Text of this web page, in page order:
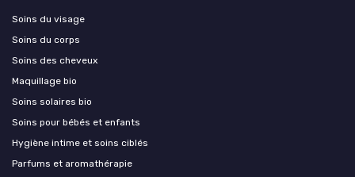
Soins du visage
Soins du corps
Soins des cheveux
Maquillage bio
Soins solaires bio
Soins pour bébés et enfants
Hygiène intime et soins ciblés
Parfums et aromathérapie